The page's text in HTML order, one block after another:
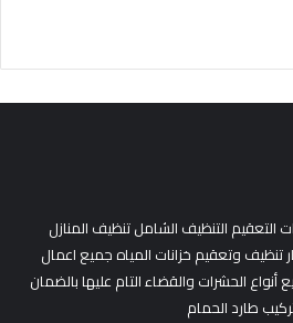
التنظيف الشامل تنظيف المنازل
تنظيف وتعقيم خزانات المياه جميع اعمال
الحشرات والقضاء التام عليها بالضمان
طارد الحمام